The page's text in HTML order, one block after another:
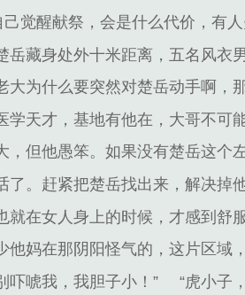
觉醒献祭，会是什么代价，有
岳藏身处外十米距离，五名风衣
大为什么要突然对楚岳动手啊，
学天才，基地有他在，大哥不可
，但他愚笨。如果没有楚岳这个
了。赶紧把楚岳找出来，解决掉
就在女人身上的时候，才感到舒
他妈在那阴阳怪气的，这片区域
吓唬我，我胆子小！”
“虎小子